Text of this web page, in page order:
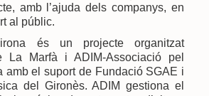
amb l’ajuda dels companys, en
al públic.
és un projecte organitzat
La Marfà i ADIM-Associació pel
amb el suport de Fundació SGAE i
del Gironès. ADIM gestiona el